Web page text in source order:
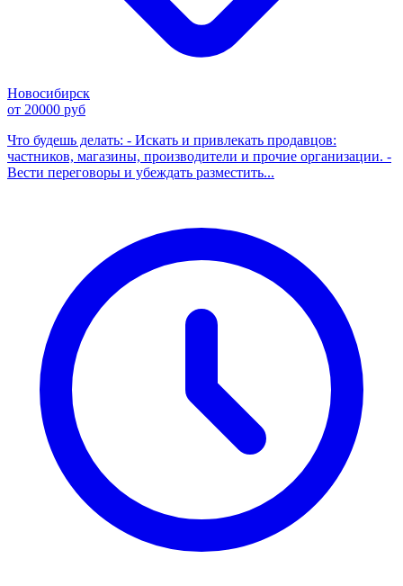
Новосибирск
от 20000 руб
Что будешь делать: - Искать и привлекать продавцов:
частников, магазины, производители и прочие организации. -
Вести переговоры и убеждать разместить...